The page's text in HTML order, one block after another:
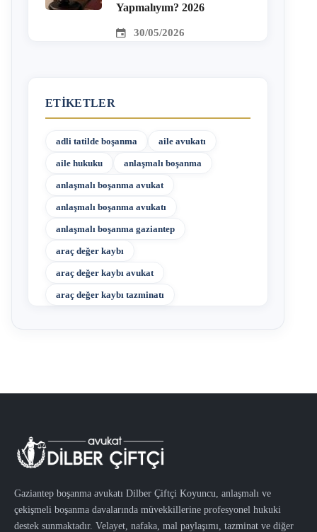
Yapmalıyım? 2026
30/05/2026
ETIKETLER
adli tatilde boşanma aile avukatı
aile hukuku anlaşmalı boşanma
anlaşmalı boşanma avukat
anlaşmalı boşanma avukatı
anlaşmalı boşanma gaziantep
araç değer kaybı
araç değer kaybı avukat
araç değer kaybı tazminatı
Gaziantep boşanma avukatı Dilber Çiftçi Koyuncu, anlaşmalı ve
çekişmeli boşanma davalarında müvekkillerine profesyonel hukuki
destek sunmaktadır. Velayet, nafaka, mal paylaşımı, tazminat ve diğer